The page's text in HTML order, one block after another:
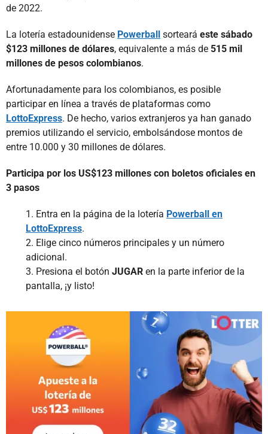
de 2022.
La lotería estadounidense Powerball sorteará este sábado
$123 millones de dólares, equivalente a más de 515 mil
millones de pesos colombianos.
Afortunadamente para los colombianos, es posible
participar en línea a través de plataformas como
LottoExpress. De hecho, varios extranjeros ya han ganado
premios utilizando el servicio, embolsándose montos de
entre 10.000 y 30 millones de dólares.
Participa por los US$123 millones con boletos oficiales en
3 pasos
1. Entra en la página de la lotería Powerball en
LottoExpress.
2. Elige cinco números principales y un número
adicional.
3. Presiona el botón JUGAR en la parte inferior de la
pantalla, ¡y listo!